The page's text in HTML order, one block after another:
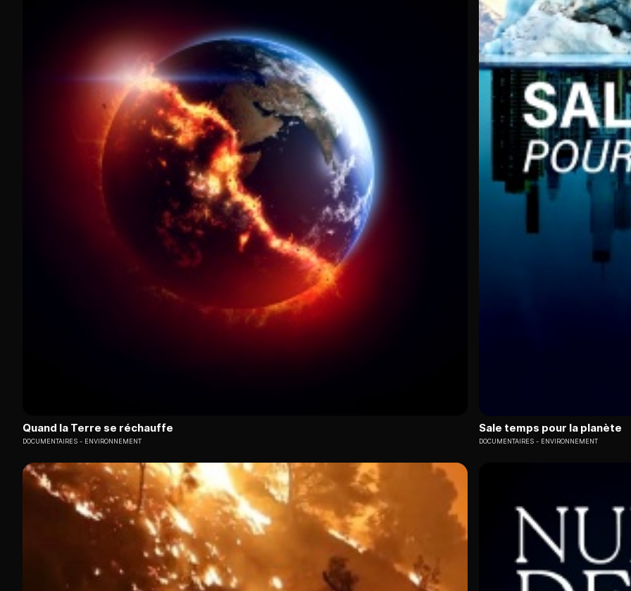
Quand la Terre se réchauffe
DOCUMENTAIRES ENVIRONNEMENT
Sale temps pour la planète
DOCUMENTAIRES ENVIRONNEMENT